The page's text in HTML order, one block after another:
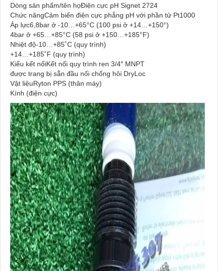
Dòng sản phẩm/tên họĐiện cực pH Signet 2724
Chức năngCảm biến điện cực phẳng pH với phần tử Pt1000
Áp lực6,8bar ở -10…+65°C (100 psi ở +14…+150°)
4bar ở +65…+85°C (58 psi ở +150…+185°F)
Nhiệt độ-10…+85˚C (quy trình)
+14…+185˚F (quy trình)
Kiểu kết nốiKết nối quy trình ren 3/4″ MNPT
được trang bị sẵn đầu nối chống hôi DryLoc
Vật liệuRyton PPS (thân máy)
Kính (điện cực)